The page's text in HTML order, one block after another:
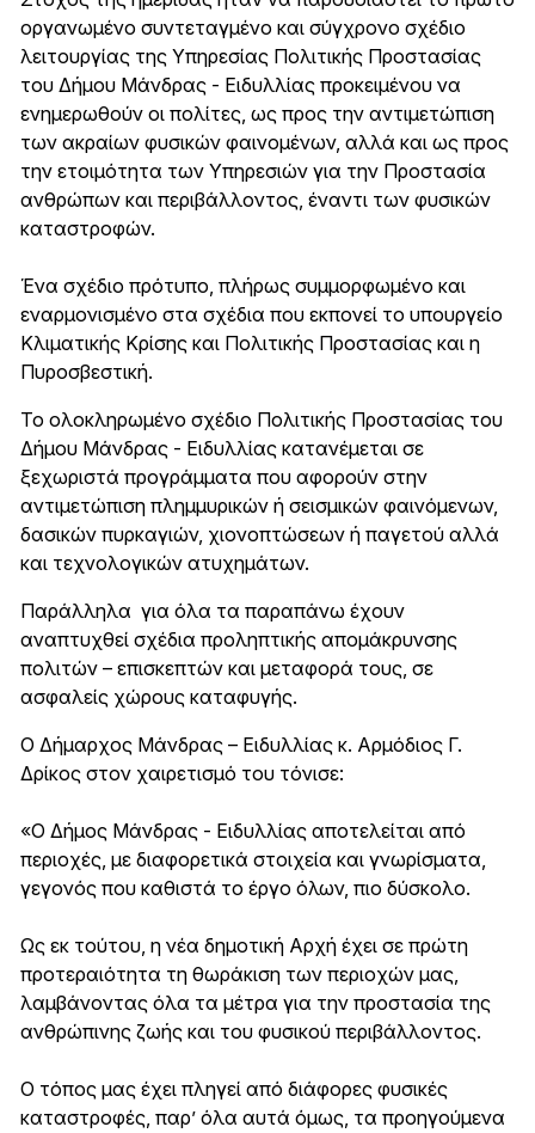
οργανωμένο συντεταγμένο και σύγχρονο σχέδιο
λειτουργίας της Υπηρεσίας Πολιτικής Προστασίας
του Δήμου Μάνδρας - Ειδυλλίας προκειμένου να
ενημερωθούν οι πολίτες, ως προς την αντιμετώπιση
των ακραίων φυσικών φαινομένων, αλλά και ως προς
την ετοιμότητα των Υπηρεσιών για την Προστασία
ανθρώπων και περιβάλλοντος, έναντι των φυσικών
καταστροφών.
Ένα σχέδιο πρότυπο, πλήρως συμμορφωμένο και
εναρμονισμένο στα σχέδια που εκπονεί το υπουργείο
Κλιματικής Κρίσης και Πολιτικής Προστασίας και η
Πυροσβεστική.
Το ολοκληρωμένο σχέδιο Πολιτικής Προστασίας του
Δήμου Μάνδρας - Ειδυλλίας κατανέμεται σε
ξεχωριστά προγράμματα που αφορούν στην
αντιμετώπιση πλημμυρικών ή σεισμικών φαινόμενων,
δασικών πυρκαγιών, χιονοπτώσεων ή παγετού αλλά
και τεχνολογικών ατυχημάτων.
Παράλληλα για όλα τα παραπάνω έχουν
αναπτυχθεί σχέδια προληπτικής απομάκρυνσης
πολιτών – επισκεπτών και μεταφορά τους, σε
ασφαλείς χώρους καταφυγής.
Ο Δήμαρχος Μάνδρας – Ειδυλλίας κ. Αρμόδιος Γ.
Δρίκος στον χαιρετισμό του τόνισε:
«Ο Δήμος Μάνδρας - Ειδυλλίας αποτελείται από
περιοχές, με διαφορετικά στοιχεία και γνωρίσματα,
γεγονός που καθιστά το έργο όλων, πιο δύσκολο.
Ως εκ τούτου, η νέα δημοτική Αρχή έχει σε πρώτη
προτεραιότητα τη θωράκιση των περιοχών μας,
λαμβάνοντας όλα τα μέτρα για την προστασία της
ανθρώπινης ζωής και του φυσικού περιβάλλοντος.
Ο τόπος μας έχει πληγεί από διάφορες φυσικές
καταστροφές, παρ’ όλα αυτά όμως, τα προηγούμενα